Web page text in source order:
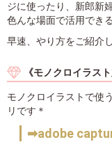
ジに使ったり、新郎新
色んな場面で活用でき
早速、やり方をご紹介
《モノクロイラス
モノクロイラストで使
リです＊
➡adobe